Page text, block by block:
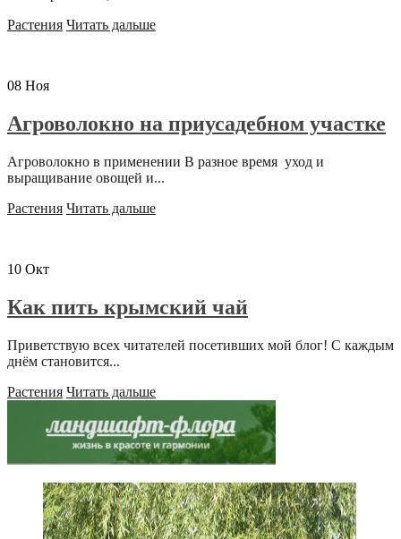
Растения Читать дальше
08 Ноя
Агроволокно на приусадебном участке
Агроволокно в применении В разное время уход и
выращивание овощей и...
Растения Читать дальше
10 Окт
Как пить крымский чай
Приветствую всех читателей посетивших мой блог! С каждым
днём становится...
Растения Читать дальше